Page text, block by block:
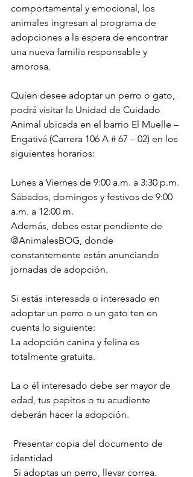
comportamental y emocional, los
animales ingresan al programa de
adopciones a la espera de encontrar
una nueva familia responsable y
amorosa.
Quien desee adoptar un perro o gato,
podrá visitar la Unidad de Cuidado
Animal ubicada en el barrio El Muelle –
Engativá (Carrera 106 A # 67 – 02) en los
siguientes horarios:
Lunes a Viernes de 9:00 a.m. a 3:30 p.m.
Sábados, domingos y festivos de 9:00
a.m. a 12:00 m.
Además, debes estar pendiente de
@AnimalesBOG, donde
constantemente están anunciando
jornadas de adopción.
Si estás interesada o interesado en
adoptar un perro o un gato ten en
cuenta lo siguiente:
La adopción canina y felina es
totalmente gratuita.
La o él interesado debe ser mayor de
edad, tus papitos o tu acudiente
deberán hacer la adopción.
identidad